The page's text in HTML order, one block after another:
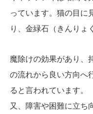
っています。猫の目に
り、金緑石（きんりょ
魔除けの効果があり、
の流れから良い方向へ
ると言われています。
又、障害や困難に立ち